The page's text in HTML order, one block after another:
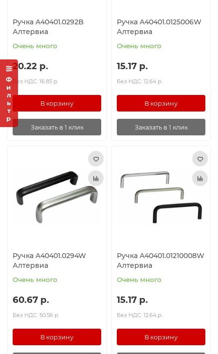
Фильтр
Ручка A40401.0292B
Алтервиа
Очень много
20.22 р.
Без НДС: 16.85 р.
В корзину
Заказать в 1 клик
Ручка A40401.0125006W
Алтервиа
Очень много
15.17 р.
Без НДС: 12.64 р.
В корзину
Заказать в 1 клик
Ручка A40401.0294W
Алтервиа
Очень много
60.67 р.
Без НДС: 50.56 р.
В корзину
Ручка A40401.01210008W
Алтервиа
Очень много
15.17 р.
Без НДС: 12.64 р.
В корзину